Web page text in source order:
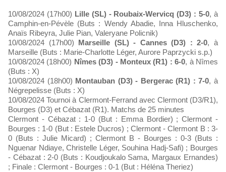
10/08/2024 (17h00) Lille (SL) - Roubaix-Wervicq (D3) : 5-0, à
Camphin-en-Pévèle (Buts : Wendy Abadie, Inna Hluschenko,
Anaïs Ribeyra, Julie Pian, Valeryane Policnik)
10/08/2024 (17h00)
Marseille (SL) - Cannes (D3) : 2-0, à
Marseille (Buts : Marie-Charlotte Léger, Aurore Paprzycki s.p.)
10/08/2024 (18h00) Nîmes (D3) - Monteux (R1) : 6-0, à Nîmes
(Buts : X)
10/08/2024 (18h00) Montauban (D3) - Bergerac (R1) : 7-0, à
Négrepelisse (Buts : X)
10/08/2024 Tournoi à Clermont-Ferrand avec Clermont (D3/R1),
Bourges (D3) et Cébazat (R1). Matchs de 25 minutes
Clermont - Cébazat : 1-0 (But : Emma Bordier) ; Clermont -
Bourges : 1-0 (But : Estele Ducros) ; Clermont - Clermont B : 3-
0 (Buts : Julie Micard) ; Clermont B - Bourges : 0-3 (Buts :
Nguenar Ndiaye, Christelle Léger, Souhina Hadj-Safi) ; Bourges
- Cébazat : 2-0 (Buts : Koudjoukalo Sama, Margaux Ernandes)
; Finale : Clermont - Bourges : 0-1 (But : Héléna Theriez)